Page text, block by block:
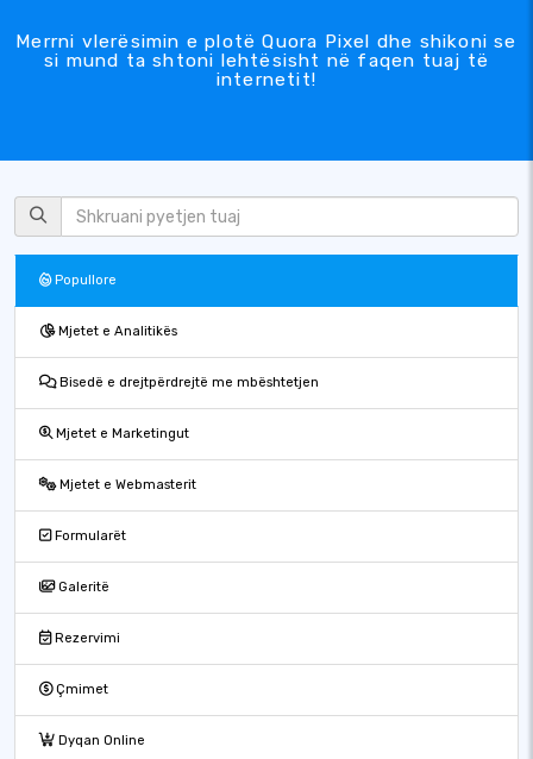
Merrni vlerësimin e plotë Quora Pixel dhe shikoni se
si mund ta shtoni lehtësisht në faqen tuaj të
internetit!
Popullore
Mjetet e Analitikës
Bisedë e drejtpërdrejtë me mbështetjen
Mjetet e Marketingut
Mjetet e Webmasterit
Formularët
Galeritë
Rezervimi
Çmimet
Dyqan Online